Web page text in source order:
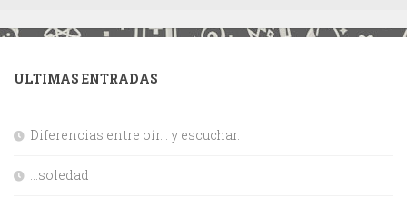
ULTIMAS ENTRADAS
Diferencias entre oír… y escuchar.
…soledad